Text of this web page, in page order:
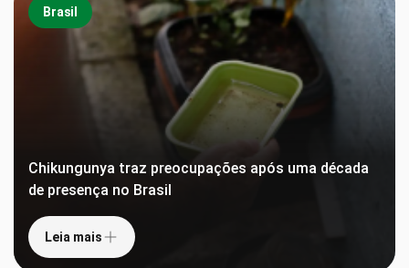
Brasil
Chikungunya traz preocupações após uma década
de presença no Brasil
Leia mais